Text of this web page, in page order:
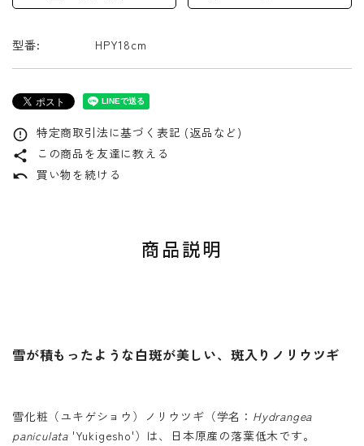
型番: HPY18cm
error_outline 特定商取引法に基づく表記 (返品など)
share
この商品を友達に教える
undo 買い物を続ける
商品説明
雪が積もったような白斑が美しい、斑入りノリウツギ
雪化粧（ユキゲショウ）ノリウツギ（学名： Hydrangea
paniculata 'Yukigesho'）は、日本原産の落葉低木です。